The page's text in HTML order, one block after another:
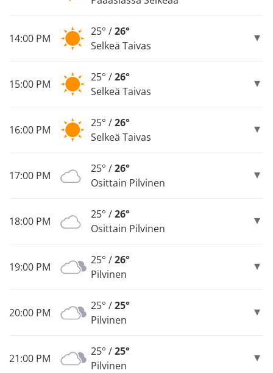
14:00 PM
25° /26°
Selkeä Taivas
15:00 PM
25° /26°
Selkeä Taivas
16:00 PM
25° /26°
Selkeä Taivas
17:00 PM
25° /26°
Osittain Pilvinen
18:00 PM
25° /26°
Osittain Pilvinen
19:00 PM
25° /26°
Pilvinen
20:00 PM
25° /25°
Pilvinen
21:00 PM
25° /25°
Pilvinen